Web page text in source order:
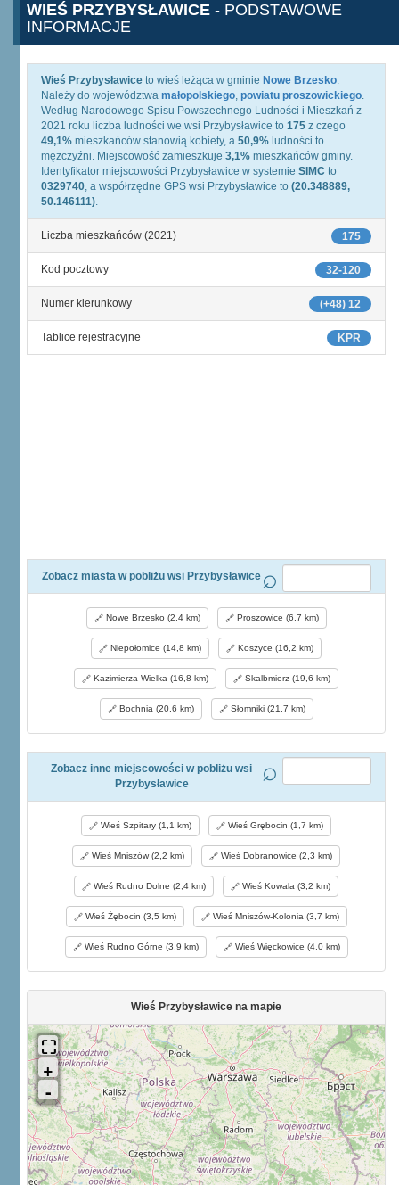
WIEŚ PRZYBYSŁAWICE - PODSTAWOWE
INFORMACJE
Wieś Przybysławice to wieś leżąca w gminie Nowe Brzesko.
Należy do województwa małopolskiego, powiatu proszowickiego.
Według Narodowego Spisu Powszechnego Ludności i Mieszkań z
2021 roku liczba ludności we wsi Przybysławice to 175 z czego
49,1% mieszkańców stanowią kobiety, a 50,9% ludności to
mężczyźni. Miejscowość zamieszkuje 3,1% mieszkańców gminy.
Identyfikator miejscowości Przybysławice w systemie SIMC to
0329740, a współrzędne GPS wsi Przybysławice to (20.348889,
50.146111).
175
Liczba mieszkańców (2021)
32-120
Kod pocztowy
(+48) 12
Numer kierunkowy
KPR
Tablice rejestracyjne
Zobacz miasta w pobliżu wsi Przybysławice
Nowe Brzesko (2,4 km) Proszowice (6,7 km)
Niepołomice (14,8 km) Koszyce (16,2 km)
Kazimierza Wielka (16,8 km) Skalbmierz (19,6 km)
Bochnia (20,6 km) Słomniki (21,7 km)
Zobacz inne miejscowości w pobliżu wsi
Przybysławice
Wieś Szpitary (1,1 km) Wieś Grębocin (1,7 km)
Wieś Mniszów (2,2 km) Wieś Dobranowice (2,3 km)
Wieś Rudno Dolne (2,4 km) Wieś Kowala (3,2 km)
Wieś Żębocin (3,5 km) Wieś Mniszów-Kolonia (3,7 km)
Wieś Rudno Górne (3,9 km) Wieś Więckowice (4,0 km)
Wieś Przybysławice na mapie